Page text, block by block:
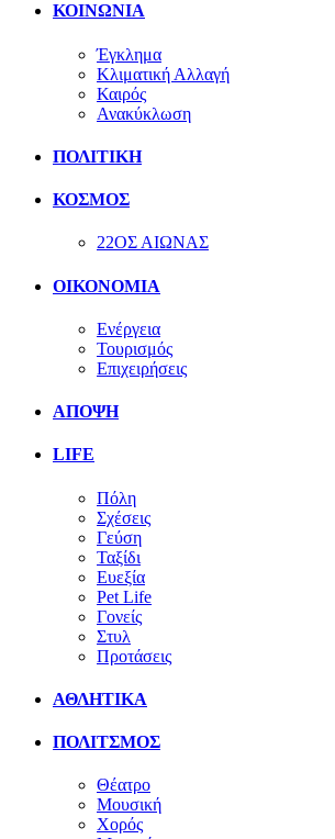
ΚΟΙΝΩΝΙΑ
Έγκλημα
Κλιματική Αλλαγή
Καιρός
Ανακύκλωση
ΠΟΛΙΤΙΚΗ
ΚΟΣΜΟΣ
22ΟΣ ΑΙΩΝΑΣ
ΟΙΚΟΝΟΜΙΑ
Ενέργεια
Τουρισμός
Επιχειρήσεις
ΑΠΟΨΗ
LIFE
Πόλη
Σχέσεις
Γεύση
Ταξίδι
Ευεξία
Pet Life
Γονείς
Στυλ
Προτάσεις
ΑΘΛΗΤΙΚΑ
ΠΟΛΙΤΣΜΟΣ
Θέατρο
Μουσική
Χορός